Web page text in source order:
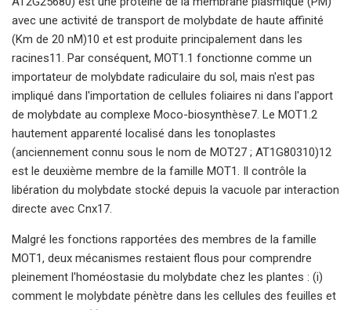
avec une activité de transport de molybdate de haute affinité
(Km de 20 nM)10 et est produite principalement dans les
racines11. Par conséquent, MOT1.1 fonctionne comme un
importateur de molybdate radiculaire du sol, mais n'est pas
impliqué dans l'importation de cellules foliaires ni dans l'apport
de molybdate au complexe Moco-biosynthèse7. Le MOT1.2
hautement apparenté localisé dans les tonoplastes
(anciennement connu sous le nom de MOT27 ; AT1G80310)12
est le deuxième membre de la famille MOT1. Il contrôle la
libération du molybdate stocké depuis la vacuole par interaction
directe avec Cnx17.
Malgré les fonctions rapportées des membres de la famille
MOT1, deux mécanismes restaient flous pour comprendre
pleinement l'homéostasie du molybdate chez les plantes : (i)
comment le molybdate pénètre dans les cellules des feuilles et